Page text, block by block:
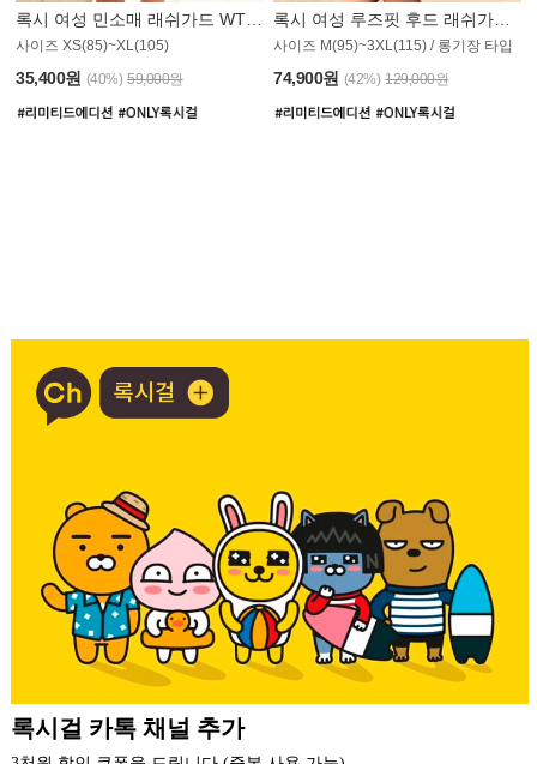
사이즈 XS(85)~XL(105)
35,400원 (40%) 59,000원
사이즈 M(95)~3XL(115) / 롱기장 타입
74,900원 (42%) 129,000원
더 가까운 쇼핑, 록시걸 모바일 앱